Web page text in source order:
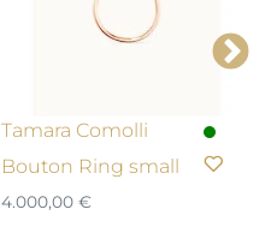
Tamara Comolli
Bouton Ring small
4.000,00 €